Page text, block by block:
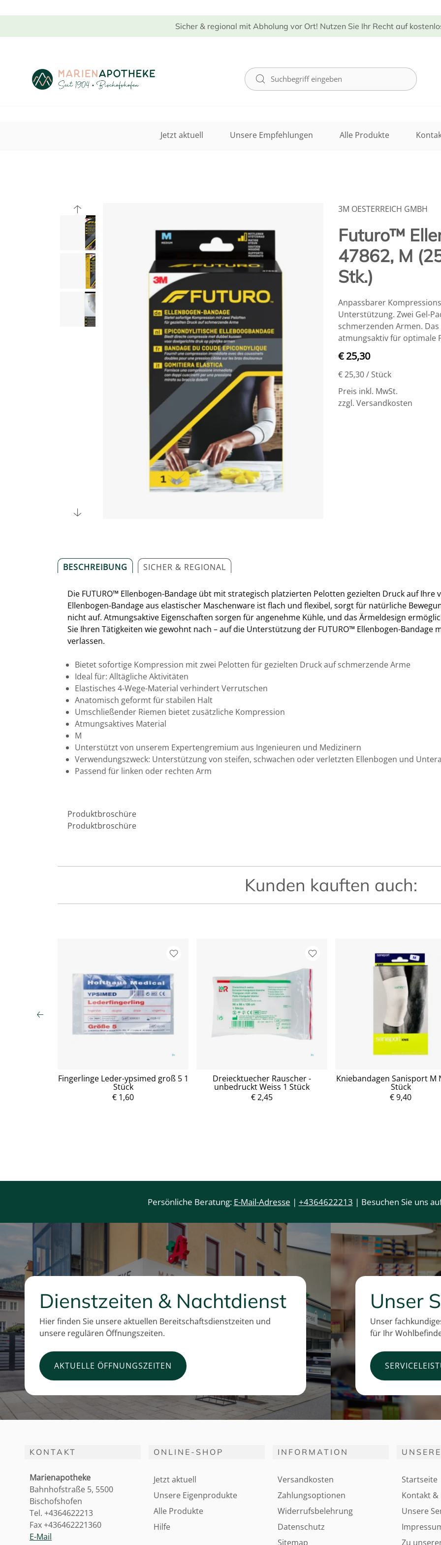
Sicher & regional mit Abholung vor Ort! Nutzen Sie Ihr Recht auf
Jetzt aktuell Unsere Empfehlungen Alle Produkte
3M OESTERREICH GMBH
Futuro™
47862, M
Stk.)
Anpassbarer
Unterstützung. Zwei Gel-
schmerzenden Armen.
atmungsaktiv für optimale
€ 25,30
€ 25,30/ Stück
Preis inkl. MwSt.
zzgl. Versandkosten
BESCHREIBUNG SICHER & REGIONAL
Die FUTURO™ Ellenbogen-Bandage übt mit strategisch platzierten Pelotten gezielten Druck auf
Ellenbogen-Bandage aus elastischer Maschenware ist flach und flexibel, sorgt für natürliche
nicht auf. Atmungsaktive Eigenschaften sorgen für angenehme Kühle, und das Ärmeldesign
Sie Ihren Tätigkeiten wie gewohnt nach – auf die Unterstützung der FUTURO™ Ellenbogen-Bandage
verlassen.
Bietet sofortige Kompression mit zwei Pelotten für gezielten Druck auf schmerzende Arme
Ideal für: Alltägliche Aktivitäten
Elastisches 4-Wege-Material verhindert Verrutschen
Anatomisch geformt für stabilen Halt
Umschließender Riemen bietet zusätzliche Kompression
Atmungsaktives Material
M
Unterstützt von unserem Expertengremium aus Ingenieuren und Medizinern
Verwendungszweck: Unterstützung von steifen, schwachen oder verletzten Ellenbogen und
Passend für linken oder rechten Arm
Produktbroschüre
Produktbroschüre
Kunden kauften auch:
Fingerlinge Leder-ypsimed groß 5 1
Stück
€ 1,60
Dreiecktuecher Rauscher -
unbedruckt Weiss 1 Stück
€ 2,45
Kniebandagen Sanisport M
Stück
€ 9,40
Persönliche Beratung: E-Mail-Adresse | +4364622213 | Besuchen Sie uns
Dienstzeiten & Nachtdienst
Hier finden Sie unsere aktuellen Bereitschaftsdienstzeiten und
unsere regulären Öffnungszeiten.
AKTUELLE ÖFFNUNGSZEITEN
Unser
Unser
für Ihr
KONTAKT
Marienapotheke
Bahnhofstraße 5, 5500
Bischofshofen
Tel. +4364622213
Fax +436462221360
E-Mail
ONLINE-SHOP
Jetzt aktuell
Unsere Eigenprodukte
Alle Produkte
Hilfe
INFORMATION
Versandkosten
Zahlungsoptionen
Widerrufsbelehrung
Datenschutz
Sitemap
Startseite
Kontakt &
Unsere
Zu